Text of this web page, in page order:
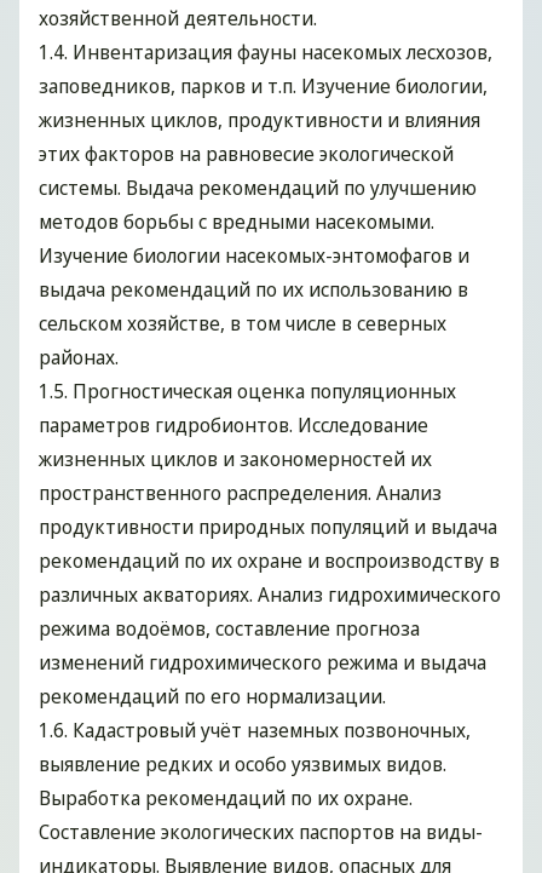
хозяйственной деятельности.
1.4. Инвентаризация фауны насекомых лесхозов,
заповедников, парков и т.п. Изучение биологии,
жизненных циклов, продуктивности и влияния
этих факторов на равновесие экологической
системы. Выдача рекомендаций по улучшению
методов борьбы с вредными насекомыми.
Изучение биологии насекомых-энтомофагов и
выдача рекомендаций по их использованию в
сельском хозяйстве, в том числе в северных
районах.
1.5. Прогностическая оценка популяционных
параметров гидробионтов. Исследование
жизненных циклов и закономерностей их
пространственного распределения. Анализ
продуктивности природных популяций и выдача
рекомендаций по их охране и воспроизводству в
различных акваториях. Анализ гидрохимического
режима водоёмов, составление прогноза
изменений гидрохимического режима и выдача
рекомендаций по его нормализации.
1.6. Кадастровый учёт наземных позвоночных,
выявление редких и особо уязвимых видов.
Выработка рекомендаций по их охране.
Составление экологических паспортов на виды-
индикаторы. Выявление видов, опасных для